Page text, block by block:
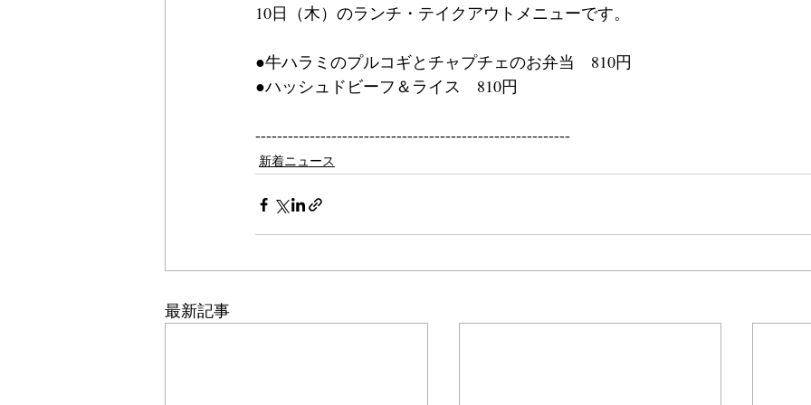
10日（木）のランチ・テイクアウトメニューです。
●牛ハラミのプルコギとチャプチェのお弁当　810円
●ハッシュドビーフ＆ライス　810円
----------------------------------------------------------
新着ニュース
最新記事